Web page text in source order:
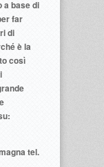
a base di
far
di
è la
così
tel.